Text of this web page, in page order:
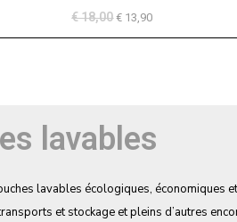
€18,00 € 13,90
lavables
lavables écologiques, économiques
et stockage et pleins d’autres